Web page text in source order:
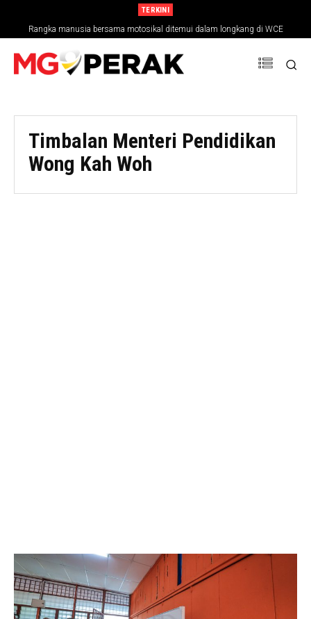
TERKINI
Rangka manusia bersama motosikal ditemui dalam longkang di WCE
Timbalan Menteri Pendidikan
Wong Kah Woh